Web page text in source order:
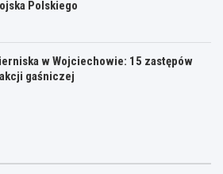
Polskiego
w Wojciechowie: 15 zastępów
gaśniczej